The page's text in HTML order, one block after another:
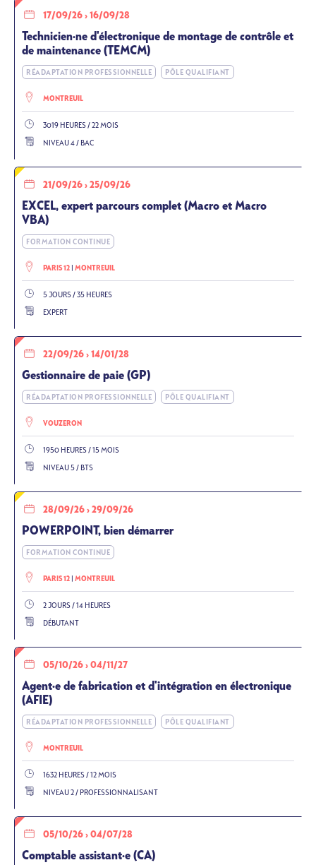
17/09/26 › 16/09/28
Technicien·ne d'électronique de montage de contrôle et
de maintenance (TEMCM)
RÉADAPTATION PROFESSIONNELLE PÔLE QUALIFIANT
MONTREUIL
3019 HEURES / 22 MOIS
NIVEAU 4 / BAC
21/09/26 › 25/09/26
EXCEL, expert parcours complet (Macro et Macro
VBA)
FORMATION CONTINUE
PARIS 12 MONTREUIL
5 JOURS / 35 HEURES
EXPERT
22/09/26 › 14/01/28
Gestionnaire de paie (GP)
RÉADAPTATION PROFESSIONNELLE PÔLE QUALIFIANT
VOUZERON
1950 HEURES / 15 MOIS
NIVEAU 5 / BTS
28/09/26 › 29/09/26
POWERPOINT, bien démarrer
FORMATION CONTINUE
PARIS 12 MONTREUIL
2 JOURS / 14 HEURES
DÉBUTANT
05/10/26 › 04/11/27
Agent·e de fabrication et d'intégration en électronique
(AFIE)
RÉADAPTATION PROFESSIONNELLE PÔLE QUALIFIANT
MONTREUIL
1632 HEURES / 12 MOIS
NIVEAU 2 / PROFESSIONNALISANT
05/10/26 › 04/07/28
Comptable assistant·e (CA)